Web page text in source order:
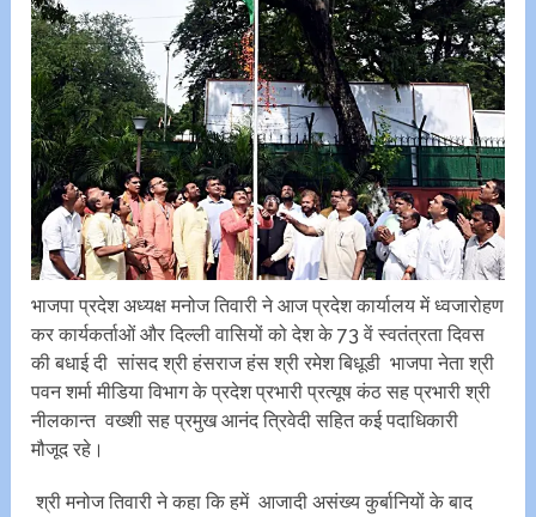
भाजपा प्रदेश अध्यक्ष मनोज तिवारी ने आज प्रदेश कार्यालय में ध्वजारोहण
कर कार्यकर्ताओं और दिल्ली वासियों को देश के 73 वें स्वतंत्रता दिवस
की बधाई दी सांसद श्री हंसराज हंस श्री रमेश बिधूडी भाजपा नेता श्री
पवन शर्मा मीडिया विभाग के प्रदेश प्रभारी प्रत्यूष कंठ सह प्रभारी श्री
नीलकान्त वख्शी सह प्रमुख आनंद त्रिवेदी सहित कई पदाधिकारी
मौजूद रहे।
श्री मनोज तिवारी ने कहा कि हमें आजादी असंख्य कुर्बानियों के बाद